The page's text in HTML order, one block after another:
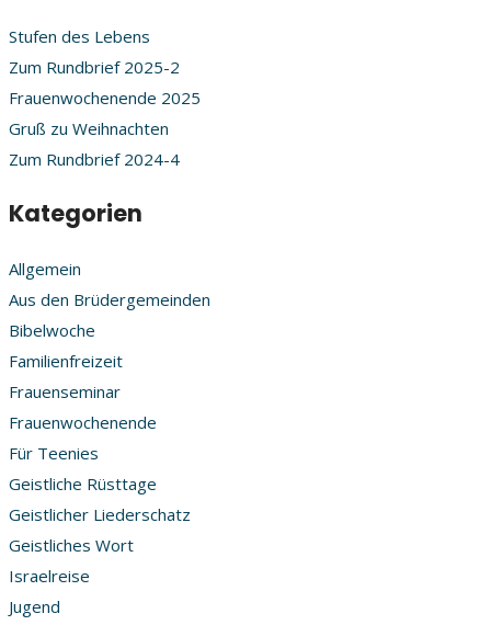
Stufen des Lebens
Zum Rundbrief 2025-2
Frauenwochenende 2025
Gruß zu Weihnachten
Zum Rundbrief 2024-4
Kategorien
Allgemein
Aus den Brüdergemeinden
Bibelwoche
Familienfreizeit
Frauenseminar
Frauenwochenende
Für Teenies
Geistliche Rüsttage
Geistlicher Liederschatz
Geistliches Wort
Israelreise
Jugend